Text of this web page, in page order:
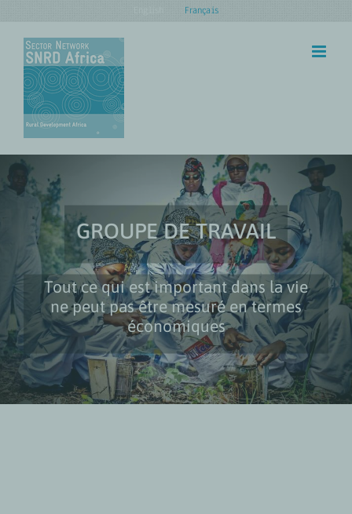
content
Français
GROUPE DE TRAVAIL
Tout ce qui est important dans la vie
ne peut pas être mesuré en termes
économiques